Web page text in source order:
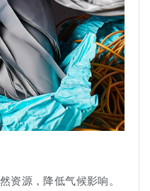
资源，降低气候影响。